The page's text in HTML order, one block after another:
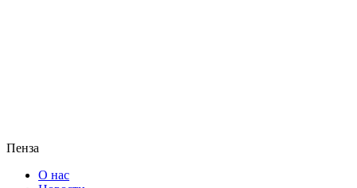
Пенза
О нас